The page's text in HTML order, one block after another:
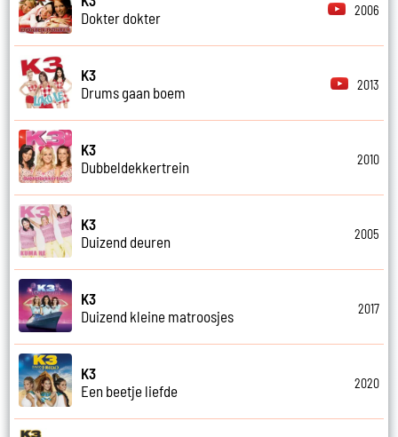
Dokter dokter
2006
K3
Drums gaan boem
2013
K3
Dubbeldekkertrein
2010
K3
Duizend deuren
2005
K3
Duizend kleine matroosjes
2017
K3
Een beetje liefde
2020